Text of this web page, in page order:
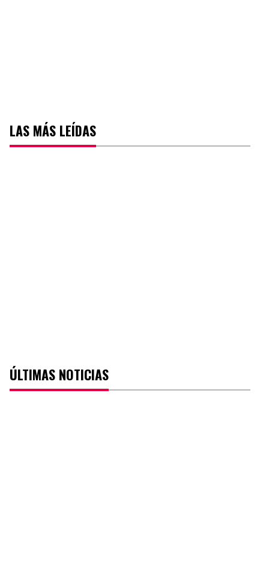
LAS MÁS LEÍDAS
ÚLTIMAS NOTICIAS